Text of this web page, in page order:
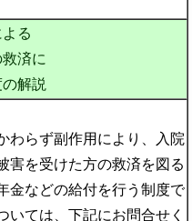
る
済に
解説
わらず副作用により、入院
害を受けた方の救済を図る
金などの給付を行う制度で
いては、下記にお問合せく